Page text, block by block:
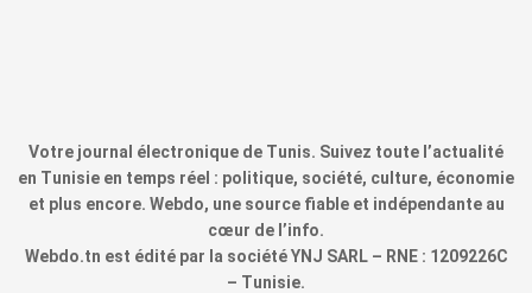
Votre journal électronique de Tunis. Suivez toute l’actualité
en Tunisie en temps réel : politique, société, culture, économie
et plus encore. Webdo, une source fiable et indépendante au
cœur de l’info.
Webdo.tn est édité par la société YNJ SARL – RNE : 1209226C
– Tunisie.